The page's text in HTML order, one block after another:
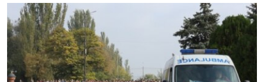
İNSAN AQLARI
VİDEO
SÜRET
BLOGLAR